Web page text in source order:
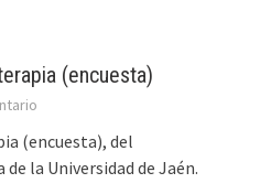
(encuesta)
(encuesta), del
la Universidad de Jaén.